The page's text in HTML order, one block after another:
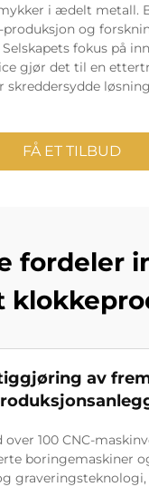
i ædelt metall.
produksjon og
fokus på
gjør det til en
skreddersydde
FÅ ET TILBUD
fordeler
av
100 CNC-
boringemaskiner